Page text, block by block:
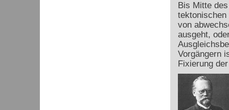
Bis Mitte
tektonischen
von
ausgeht,
Vorgängern
Fixierung